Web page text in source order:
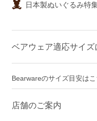
日本製ぬいぐるみ特
ベアウェア適応サイズ
Bearwareのサイズ目安は
店舗のご案内